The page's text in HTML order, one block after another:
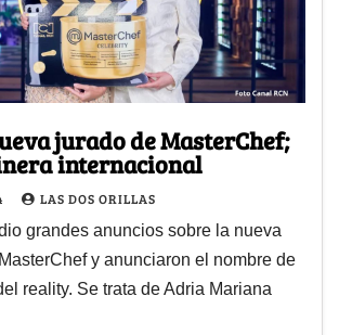
jurado de MasterChef;
internacional
LAS DOS ORILLAS
grandes anuncios sobre la nueva
y anunciaron el nombre de
reality. Se trata de Adria Mariana